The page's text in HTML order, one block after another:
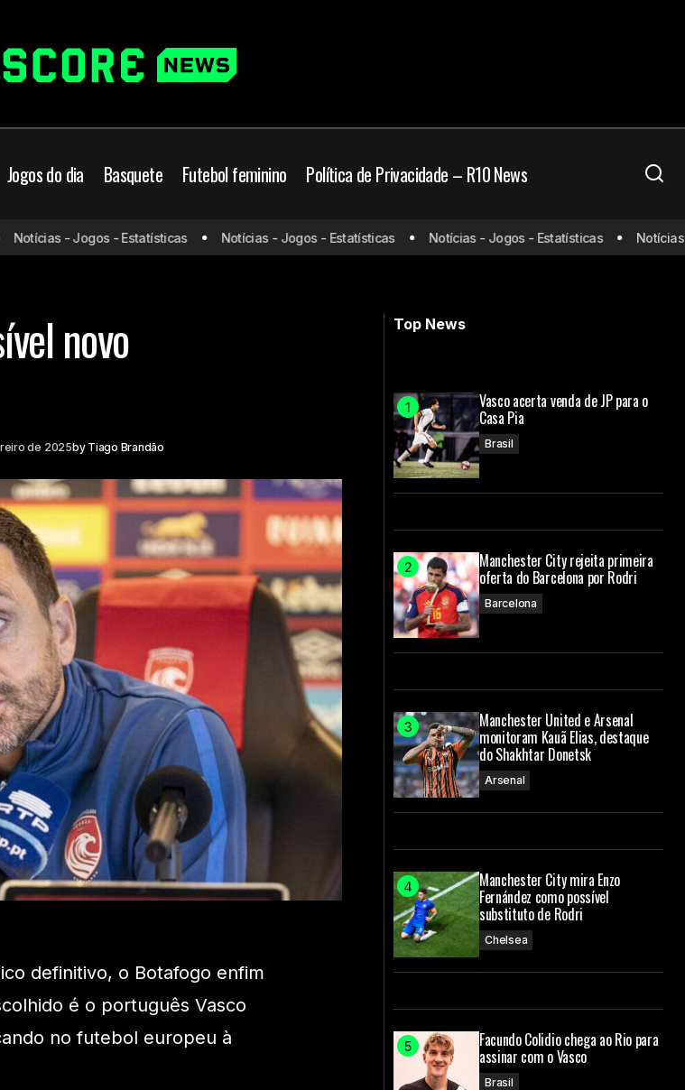
Jogos do dia Basquete Futebol feminino Política de Privacidade – R10 News
Conheça Vasco Matos, possível novo
treinador do Botafogo
Heróis da Copa do Brasil: Ícones que
marcaram a história do torneio
- Jogos - Estatísticas Notícias - Jogos - Estatísticas Notícias - Jogos - Estatísticas Notícias -
novo
de 2025by Tiago Brandão
definitivo, o Botafogo enfim
é o português Vasco
no futebol europeu à
Top News
Vasco acerta venda de JP para o
Casa Pia
Brasil
Manchester City rejeita primeira
oferta do Barcelona por Rodri
Barcelona
Manchester United e Arsenal
monitoram Kauã Elias, destaque
do Shakhtar Donetsk
Arsenal
Manchester City mira Enzo
Fernández como possível
substituto de Rodri
Chelsea
Facundo Colidio chega ao Rio para
assinar com o Vasco
Brasil